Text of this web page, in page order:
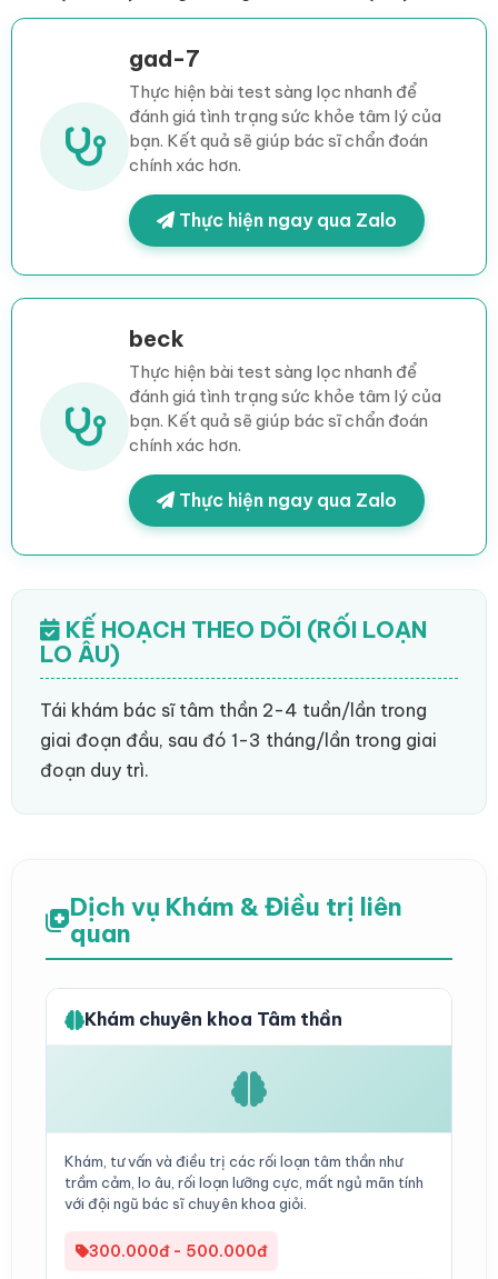
gad-7
Thực hiện bài test sàng lọc nhanh để
đánh giá tình trạng sức khỏe tâm lý của
bạn. Kết quả sẽ giúp bác sĩ chẩn đoán
chính xác hơn.
Thực hiện ngay qua Zalo
beck
Thực hiện bài test sàng lọc nhanh để
đánh giá tình trạng sức khỏe tâm lý của
bạn. Kết quả sẽ giúp bác sĩ chẩn đoán
chính xác hơn.
Thực hiện ngay qua Zalo
KẾ HOẠCH THEO DÕI (RỐI LOẠN
LO ÂU)
Tái khám bác sĩ tâm thần 2-4 tuần/lần trong
giai đoạn đầu, sau đó 1-3 tháng/lần trong giai
đoạn duy trì.
Dịch vụ Khám & Điều trị liên
quan
Khám chuyên khoa Tâm thần
Khám, tư vấn và điều trị các rối loạn tâm thần như
trầm cảm, lo âu, rối loạn lưỡng cực, mất ngủ mãn tính
với đội ngũ bác sĩ chuyên khoa giỏi.
300.000đ - 500.000đ